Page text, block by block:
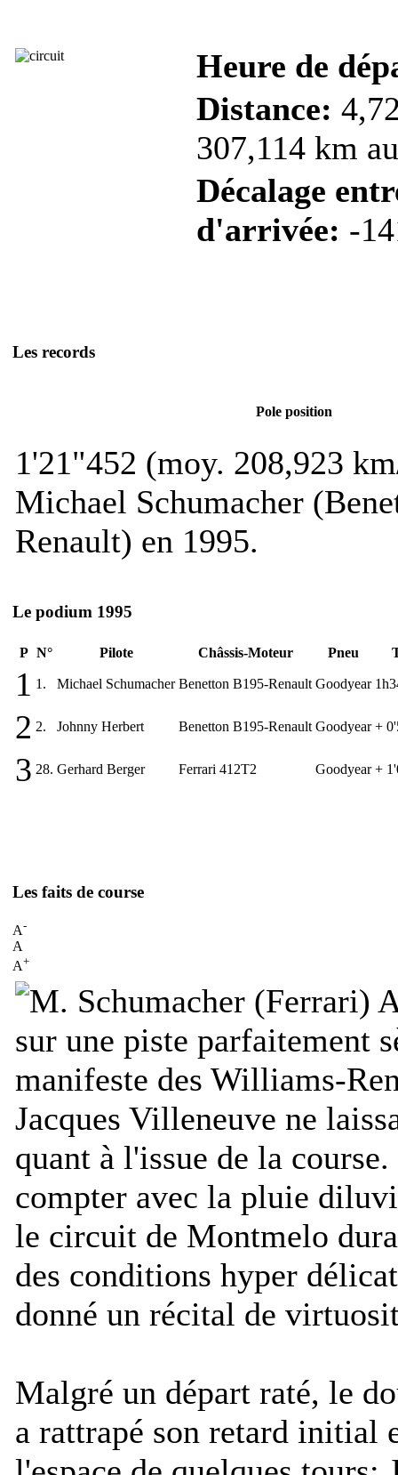
Heure de
Distance:
307,114 km
Décalage
d'arrivée: -
Les records
Pole position
1'21"452 (moy. 208,923
Michael Schumacher
Renault) en 1995.
Le podium 1995
P N° Pilote Châssis-Moteur Pneu
1 1. Michael Schumacher Benetton B195-Renault Goodyear
2 2. Johnny Herbert Benetton B195-Renault Goodyear +
3 28. Gerhard Berger Ferrari 412T2 Goodyear +
Les faits de course
A-
A
A+
sur une piste parfaitement
manifeste des Williams-
Jacques Villeneuve ne
quant à l'issue de la
compter avec la pluie
le circuit de Montmelo
des conditions hyper
donné un récital de
Malgré un départ raté, le
a rattrapé son retard initial